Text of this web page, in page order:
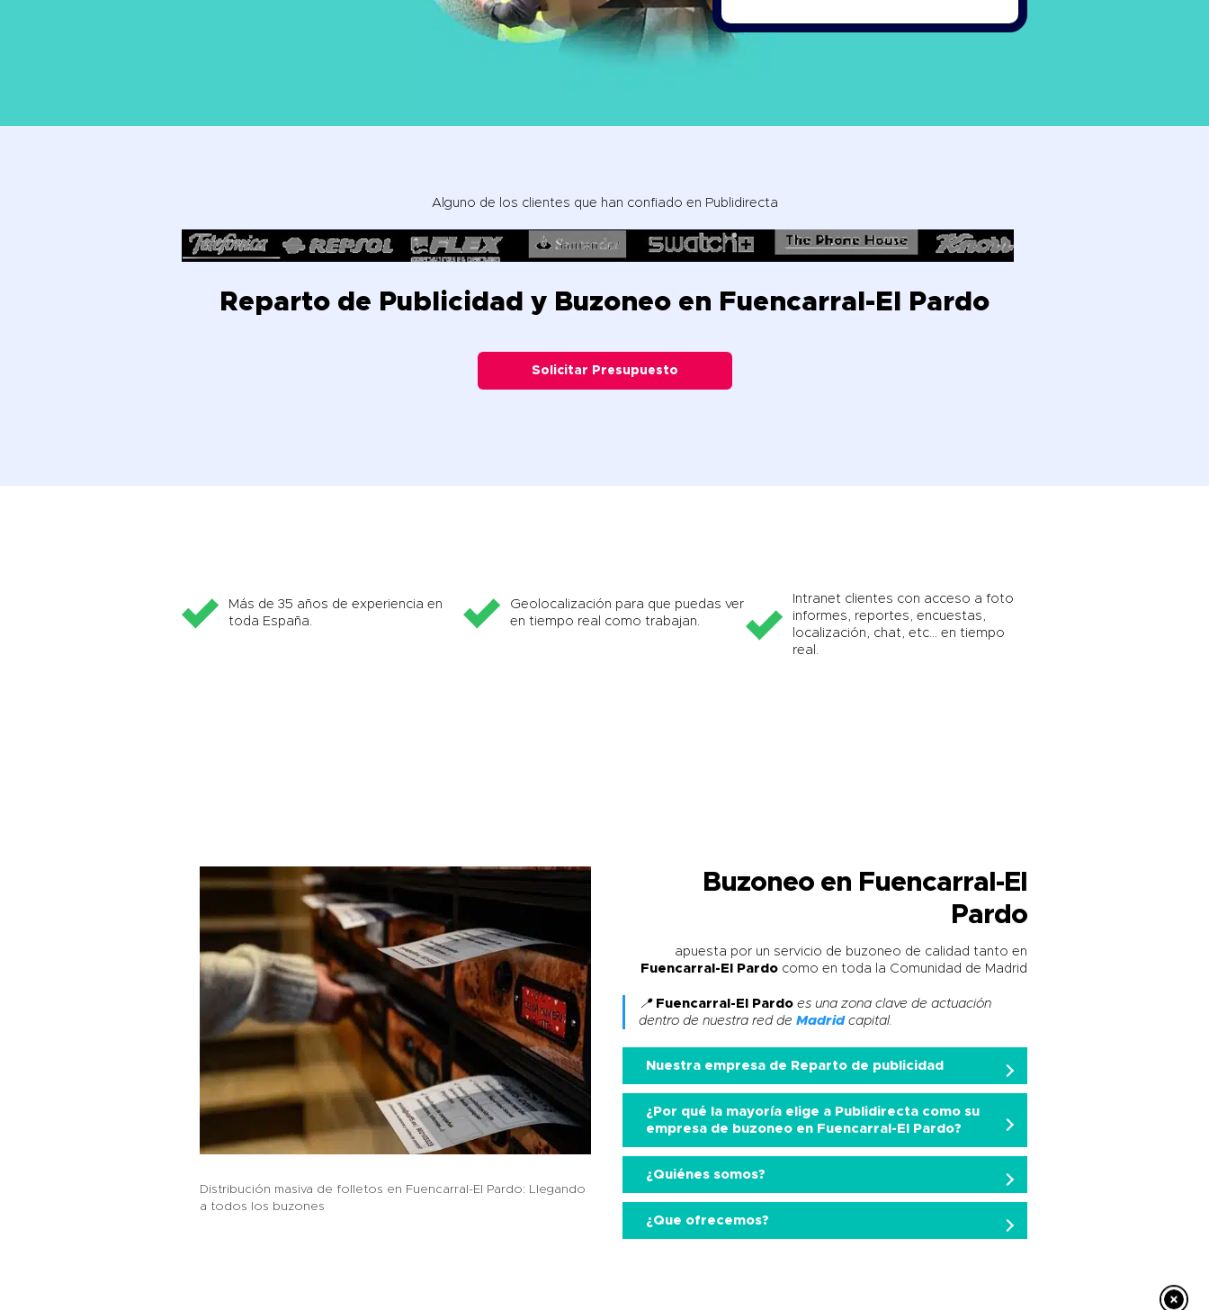
Alguno de los clientes que han confiado en Publidirecta
Reparto de Publicidad y Buzoneo en Fuencarral-El Pardo
Solicitar Presupuesto
Más de 35 años de experiencia en
toda España.
Geolocalización para que puedas ver
en tiempo real como trabajan.
Intranet clientes con acceso a foto
informes, reportes, encuestas,
localización, chat, etc… en tiempo
real.
Distribución masiva de folletos en Fuencarral-El Pardo: Llegando
a todos los buzones
Buzoneo en Fuencarral-El
Pardo
apuesta por un servicio de buzoneo de calidad tanto en
Fuencarral-El Pardo como en toda la Comunidad de Madrid
📍 Fuencarral-El Pardo es una zona clave de actuación
dentro de nuestra red de Madridcapital.
Nuestra empresa de Reparto de publicidad
¿Por qué la mayoría elige a Publidirecta como su
empresa de buzoneo en Fuencarral-El Pardo?
¿Quiénes somos?
¿Que ofrecemos?